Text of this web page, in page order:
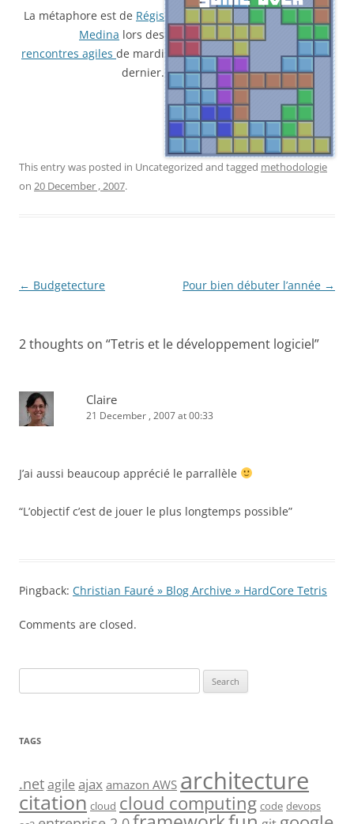
La métaphore est de Régis
Medina lors des
rencontres agiles de mardi
dernier.
This entry was posted in Uncategorized and tagged methodologie
on 20 December , 2007.
Post
← Budgetecture Pour bien débuter l’année →
2 thoughts on “Tetris et le développement logiciel”
Claire
21 December , 2007 at 00:33
J’ai aussi beaucoup apprécié le parrallèle
“L’objectif c’est de jouer le plus longtemps possible”
Pingback: Christian Fauré » Blog Archive » HardCore Tetris
Comments are closed.
for:
TAGS
.netagile ajax amazon AWS architecture
citation cloud cloud computing code devops